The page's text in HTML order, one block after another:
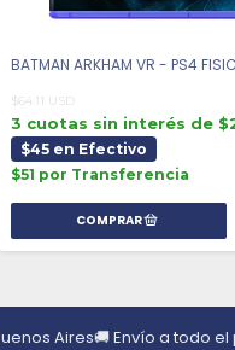
BATMAN ARKHAM VR - PS4
$64.11 USD
3 cuotas sin interés de
$45 en Efectivo
$51 por Transferencia
Aires🚚 Envío a todo el